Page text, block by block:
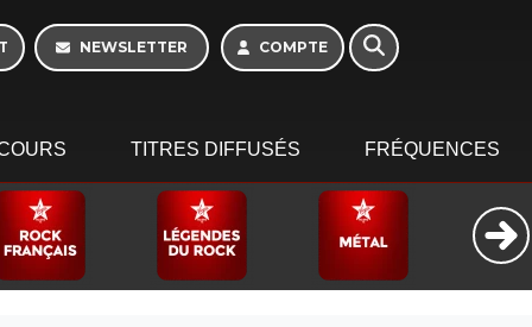
NEWSLETTER COMPTE
TITRES DIFFUSÉS FRÉQUENCES
16h - 20h